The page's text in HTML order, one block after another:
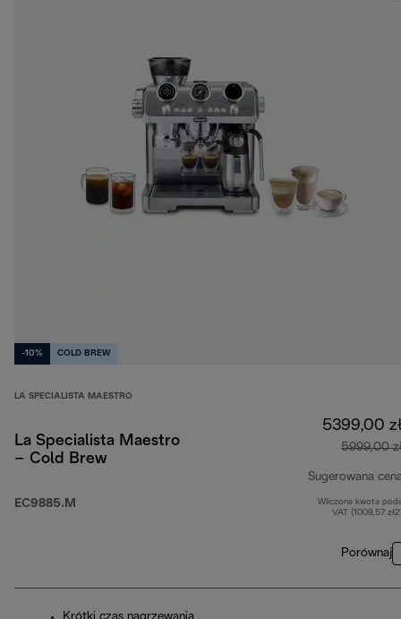
-10% COLD BREW
LA SPECIALISTA MAESTRO
La Specialista Maestro
– Cold Brew
EC9885.M
5399,00
5999,00
Sugerowana
Wliczona kwota
VAT (1009,57
Porównaj